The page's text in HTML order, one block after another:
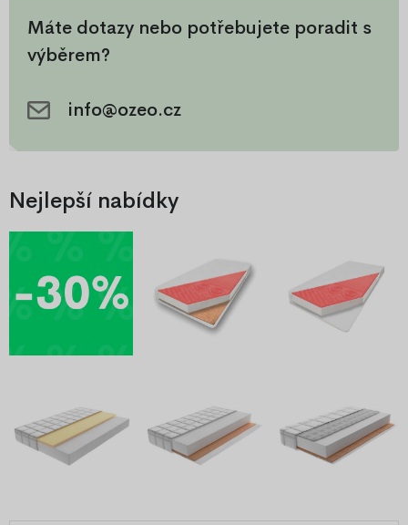
certifikát.
Máte dotazy nebo potřebujete poradit s
výběrem?
info@ozeo.cz
Nejlepší nabídky